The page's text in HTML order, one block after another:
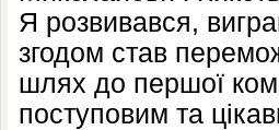
Я розвивався,
згодом став
шлях до першої
поступовим та